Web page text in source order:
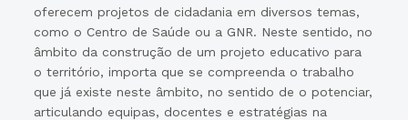
oferecem projetos de cidadania em diversos temas,
como o Centro de Saúde ou a GNR. Neste sentido, no
âmbito da construção de um projeto educativo para
o território, importa que se compreenda o trabalho
que já existe neste âmbito, no sentido de o potenciar,
articulando equipas, docentes e estratégias na